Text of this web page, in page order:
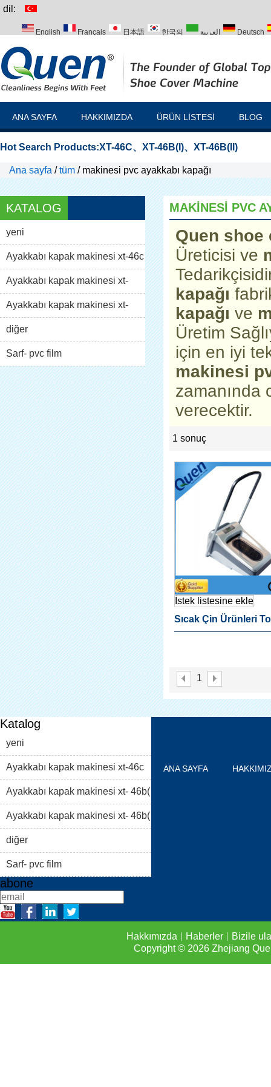
dil:
English Français 日本語 한국의 العربية Deutsch
ANA SAYFA HAKKIMIZDA ÜRÜN LISTESI BLOG
Hot Search Products:XT-46C、 XT-46B(I)、 XT-46B(II)
Ana sayfa /tüm / makinesi pvc ayakkabı kapağı
KATALOG
yeni
Ayakkabı kapak makinesi xt-46c
Ayakkabı kapak makinesi xt-
46b( i)
Ayakkabı kapak makinesi xt-
46b( ii)
diğer
Sarf- pvc film
MAKINESI PVC
Quen
Üreticisi ve
kapağı
kapağı ve
Üretim
için en iyi
makinesi
zamanında
verecektir.
1 sonuç
İstek listesine ekle
Sıcak Çin Ürünleri
1
Katalog
yeni
Ayakkabı kapak makinesi xt-46c
Ayakkabı kapak makinesi xt- 46b(
Ayakkabı kapak makinesi xt- 46b(
ii)diğer
Sarf- pvc film
abone
ANA SAYFA
Hakkımızda Haberler
Bizile
Copyright © 2026Zhejiang